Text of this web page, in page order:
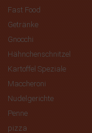
Fast Food
Getränke
Gnocchi
Hähnchenschnitzel
Kartoffel Speziale
Maccheroni
Nudelgerichte
Penne
pizza